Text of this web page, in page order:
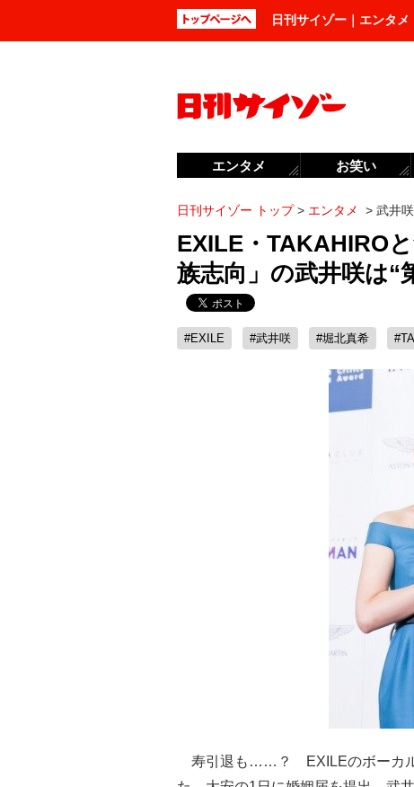
日刊サイゾー｜エンタ
日刊サイゾー トップ> エンタメ > 武井
EXILE・TAKAHIRO
族志向」の武井咲は“
#EXILE #武井咲 #堀北真希
寿引退も……？ EXILEのボーカル
エンタメ お笑い